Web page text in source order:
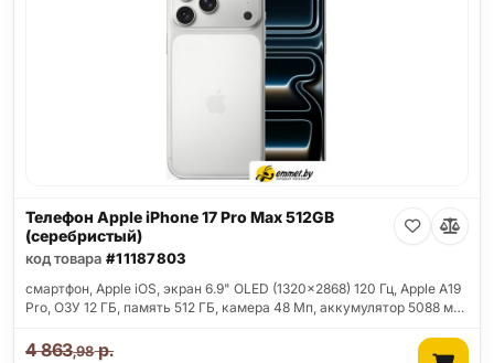
Телефон Apple iPhone 17 Pro Max 512GB
(серебристый)
код товара #11187803
смартфон, Apple iOS, экран 6.9" OLED (1320x2868) 120 Гц, Apple A19
Pro, ОЗУ 12 ГБ, память 512 ГБ, камера 48 Мп, аккумулятор 5088 м…
4 863,98р.